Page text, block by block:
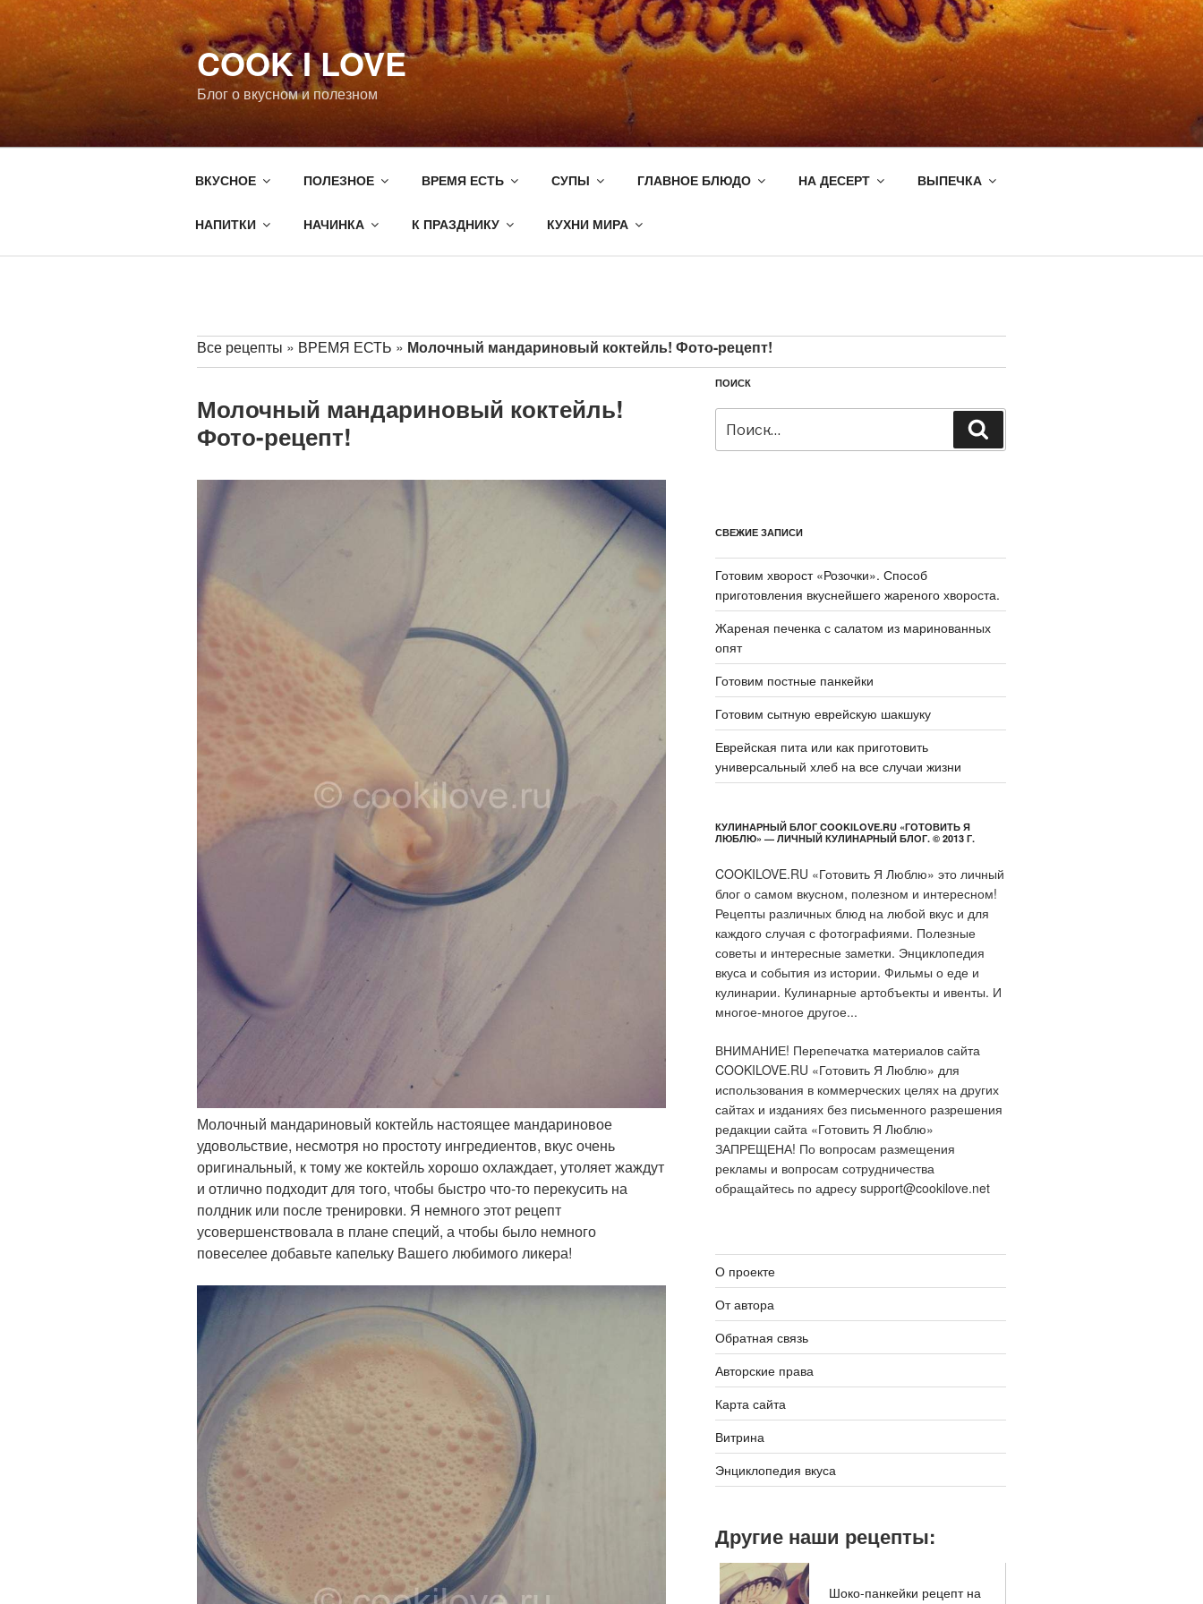
Перейти
содержимому
COOK I LOVE
Блог о вкусном и полезном
ВКУСНОЕ ПОЛЕЗНОЕ ВРЕМЯ ЕСТЬ СУПЫ ГЛАВНОЕ БЛЮДО НА ДЕСЕРТ ВЫПЕЧКА
НАПИТКИ НАЧИНКА К ПРАЗДНИКУ КУХНИ МИРА
Все рецепты » ВРЕМЯ ЕСТЬ » Молочный мандариновый коктейль! Фото-рецепт!
Молочный мандариновый коктейль!
Фото-рецепт!
Молочный мандариновый коктейль настоящее мандариновое
удовольствие, несмотря но простоту ингредиентов, вкус очень
оригинальный, к тому же коктейль хорошо охлаждает, утоляет жаждут
и отлично подходит для того, чтобы быстро что-то перекусить на
полдник или после тренировки. Я немного этот рецепт
усовершенствовала в плане специй, а чтобы было немного
повеселее добавьте капельку Вашего любимого ликера!
ПОИСК
СВЕЖИЕ ЗАПИСИ
Готовим хворост «Розочки». Способ
приготовления вкуснейшего жареного хвороста.
Жареная печенка с салатом из маринованных
опят
Готовим постные панкейки
Готовим сытную еврейскую шакшуку
Еврейская пита или как приготовить
универсальный хлеб на все случаи жизни
КУЛИНАРНЫЙ БЛОГ COOKILOVE.RU «ГОТОВИТЬ Я
ЛЮБЛЮ» — ЛИЧНЫЙ КУЛИНАРНЫЙ БЛОГ. © 2013 Г.
COOKILOVE.RU «Готовить Я Люблю» это личный
блог о самом вкусном, полезном и интересном!
Рецепты различных блюд на любой вкус и для
каждого случая с фотографиями. Полезные
советы и интересные заметки. Энциклопедия
вкуса и события из истории. Фильмы о еде и
кулинарии. Кулинарные артобъекты и ивенты. И
многое-многое другое...
ВНИМАНИЕ! Перепечатка материалов сайта
COOKILOVE.RU «Готовить Я Люблю» для
использования в коммерческих целях на других
сайтах и изданиях без письменного разрешения
редакции сайта «Готовить Я Люблю»
ЗАПРЕЩЕНА! По вопросам размещения
рекламы и вопросам сотрудничества
обращайтесь по адресу support@cookilove.net
О проекте
От автора
Обратная связь
Авторские права
Карта сайта
Витрина
Энциклопедия вкуса
Другие наши рецепты:
Шоко-панкейки рецепт на